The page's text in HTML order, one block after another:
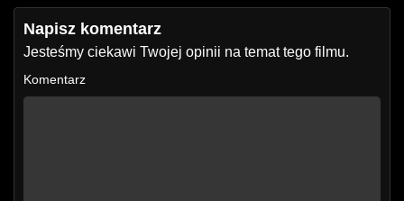
Napisz komentarz
Jesteśmy ciekawi Twojej opinii na temat tego filmu.
Komentarz